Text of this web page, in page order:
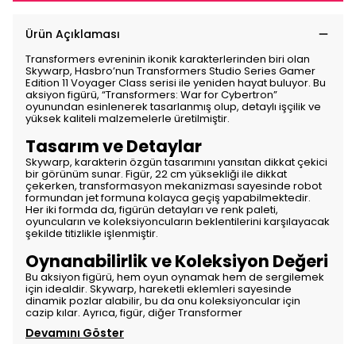
Ürün Açıklaması
Transformers evreninin ikonik karakterlerinden biri olan
Skywarp, Hasbro’nun Transformers Studio Series Gamer
Edition 11 Voyager Class serisi ile yeniden hayat buluyor. Bu
aksiyon figürü, “Transformers: War for Cybertron”
oyunundan esinlenerek tasarlanmış olup, detaylı işçilik ve
yüksek kaliteli malzemelerle üretilmiştir.
Tasarım ve Detaylar
Skywarp, karakterin özgün tasarımını yansıtan dikkat çekici
bir görünüm sunar. Figür, 22 cm yüksekliği ile dikkat
çekerken, transformasyon mekanizması sayesinde robot
formundan jet formuna kolayca geçiş yapabilmektedir.
Her iki formda da, figürün detayları ve renk paleti,
oyuncuların ve koleksiyoncuların beklentilerini karşılayacak
şekilde titizlikle işlenmiştir.
Oynanabilirlik ve Koleksiyon Değeri
Bu aksiyon figürü, hem oyun oynamak hem de sergilemek
için idealdir. Skywarp, hareketli eklemleri sayesinde
dinamik pozlar alabilir, bu da onu koleksiyoncular için
cazip kılar. Ayrıca, figür, diğer Transformer
Devamını Göster